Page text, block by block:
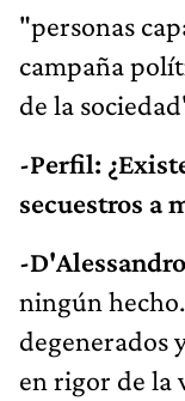
"personas
campaña
de la
-Perfil:
secuestros a
-
ningún
degenerados
en rigor de la